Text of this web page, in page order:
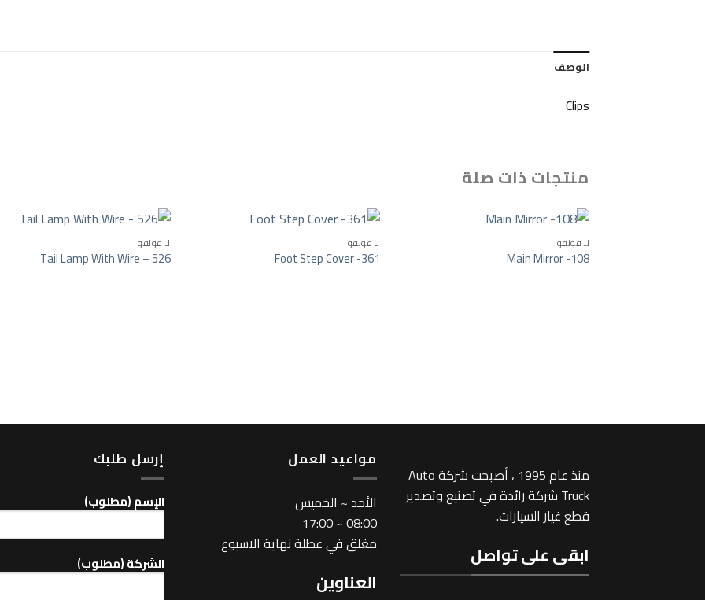
الوصف
Clips
منتجات ذات صلة
Add to wishlist
لـ فولفو
Main Mirror -108
Add to wishlist
لـ فولفو
Foot Step Cover -361
لـ فولفو
Tail Lamp With Wire – 526
منذ عام 1995 ، أصبحت شركة Auto
Truck شركة رائدة في تصنيع وتصدير
قطع غيار السيارات.
ابقى على تواصل
مواعيد العمل
اﻷحد ~ الخميس
08:00 ~ 17:00
مغلق في عطلة نهاية الاسبوع
العناوين
إرسل طلبك
اﻹسم (مطلوب)
الشركة (مطلوب)